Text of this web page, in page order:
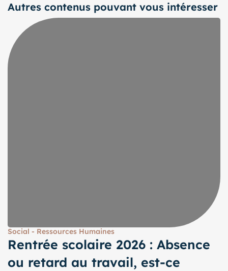
Autres contenus pouvant vous intéresser
Social - Ressources Humaines
Rentrée scolaire 2026 : Absence
ou retard au travail, est-ce